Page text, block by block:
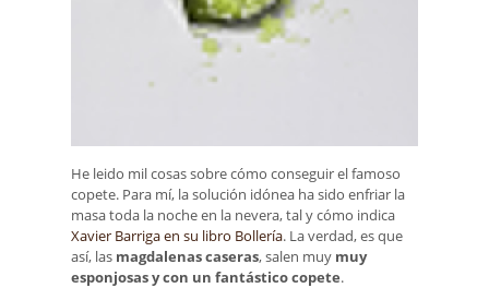
He leido mil cosas sobre cómo conseguir el famoso
copete. Para mí, la solución idónea ha sido enfriar la
masa toda la noche en la nevera, tal y cómo indica
Xavier Barriga en su libro Bollería. La verdad, es que
así, las magdalenas caseras, salen muy muy
esponjosas y con un fantástico copete.